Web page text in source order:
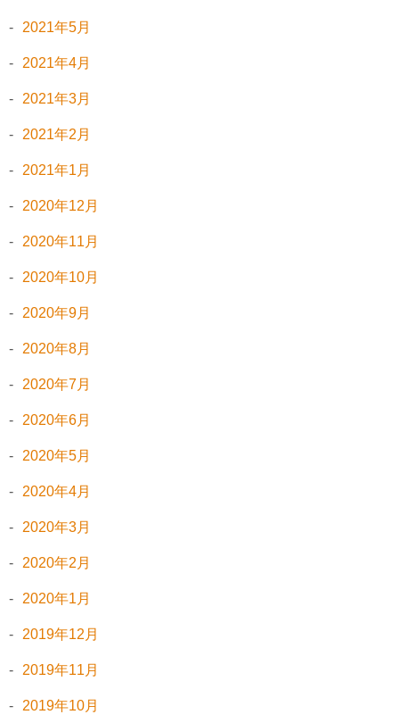
2021年5月
2021年4月
2021年3月
2021年2月
2021年1月
2020年12月
2020年11月
2020年10月
2020年9月
2020年8月
2020年7月
2020年6月
2020年5月
2020年4月
2020年3月
2020年2月
2020年1月
2019年12月
2019年11月
2019年10月